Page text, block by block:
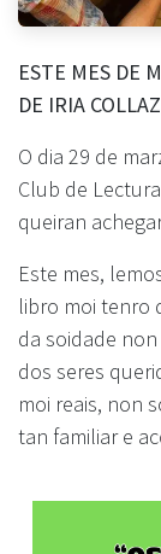
ESTE MES DE
DE IRIA
O dia 29 de
Club de
queiran
Este mes,
libro moi tenro
da soidade
dos seres
moi reais, non
tan familiar e